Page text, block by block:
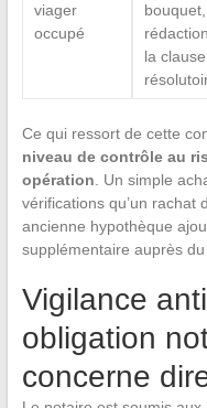
viager
occupé
bouquet,
la clause
Ce qui ressort de cette
niveau de contrôle au
opération . Un simple
vérifications qu’un rachat
ancienne hypothèque
supplémentaire auprès
Vigilance
obligation
concerne